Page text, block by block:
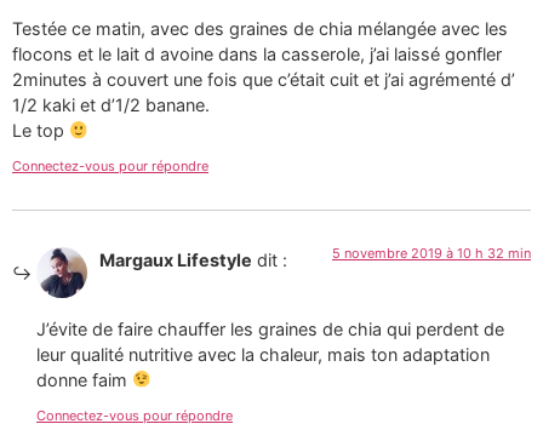
Testée ce matin, avec des graines de chia mélangée avec les
flocons et le lait d avoine dans la casserole, j’ai laissé gonfler
2minutes à couvert une fois que c’était cuit et j’ai agrémenté d’
1/2 kaki et d’1/2 banane.
Le top
Connectez-vous pour répondre
Margaux Lifestyle dit : 5 novembre 2019 à 10 h 32 min
J’évite de faire chauffer les graines de chia qui perdent de
leur qualité nutritive avec la chaleur, mais ton adaptation
donne faim
Connectez-vous pour répondre